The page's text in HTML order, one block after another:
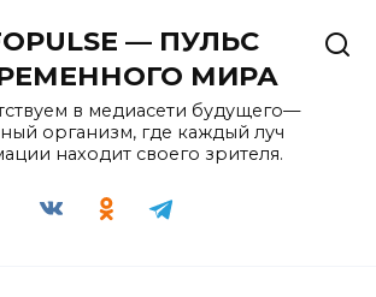
— ПУЛЬС
МИРА
в медиасети будущего—
организм, где каждый луч
находит своего зрителя.